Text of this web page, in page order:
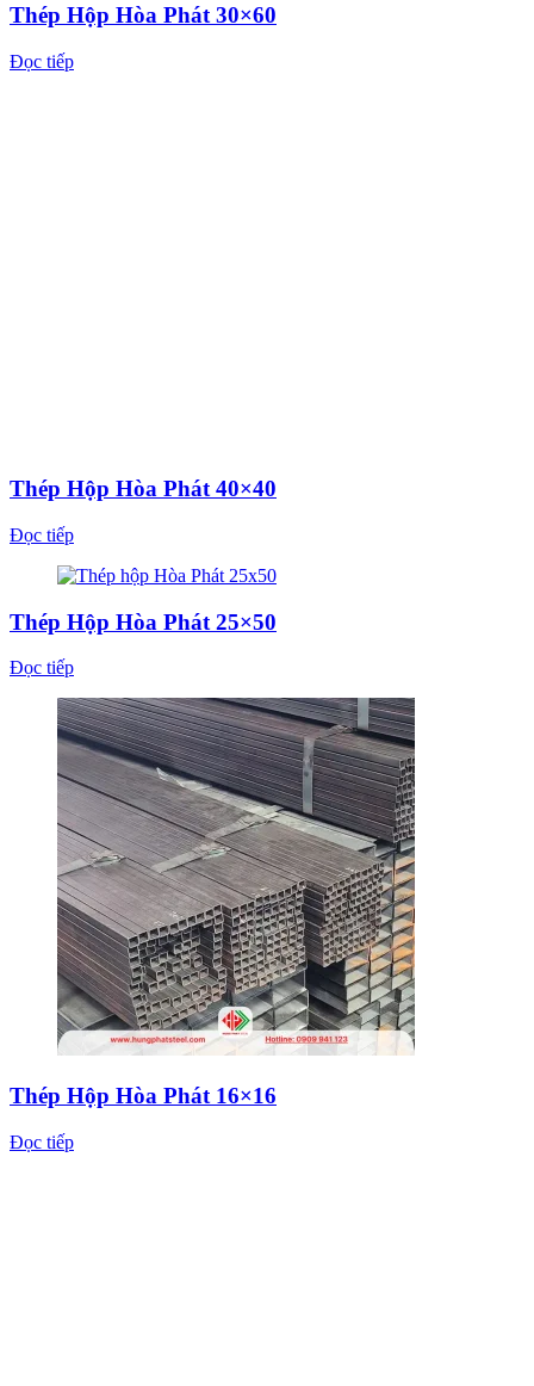
Thép Hộp Hòa Phát 30×60
Đọc tiếp
Thép Hộp Hòa Phát 40×40
Đọc tiếp
Thép Hộp Hòa Phát 25×50
Đọc tiếp
Thép Hộp Hòa Phát 16×16
Đọc tiếp